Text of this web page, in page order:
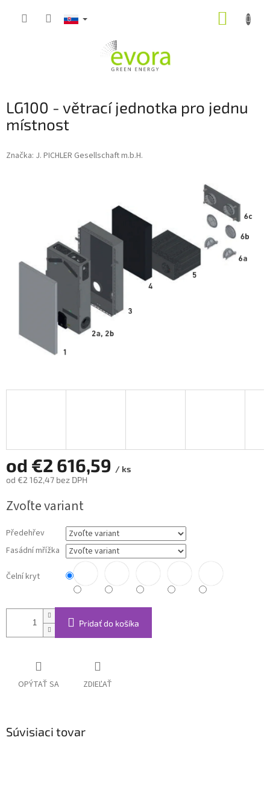
LG100 - větrací jednotka pro jednu
místnost
Značka: J. PICHLER Gesellschaft m.b.H.
od €2 616,59 / ks
od €2 162,47 bez DPH
cena:
Zvoľte variant
Předehřev
Fasádní mřížka
Čelní kryt
Pridať do košíka
OPÝTAŤ SA ZDIEĽAŤ
Súvisiaci tovar